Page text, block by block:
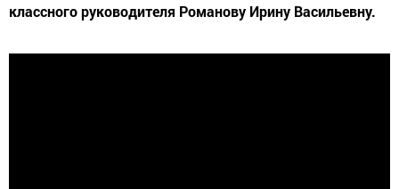
классного руководителя Романову Ирину Васильевну.